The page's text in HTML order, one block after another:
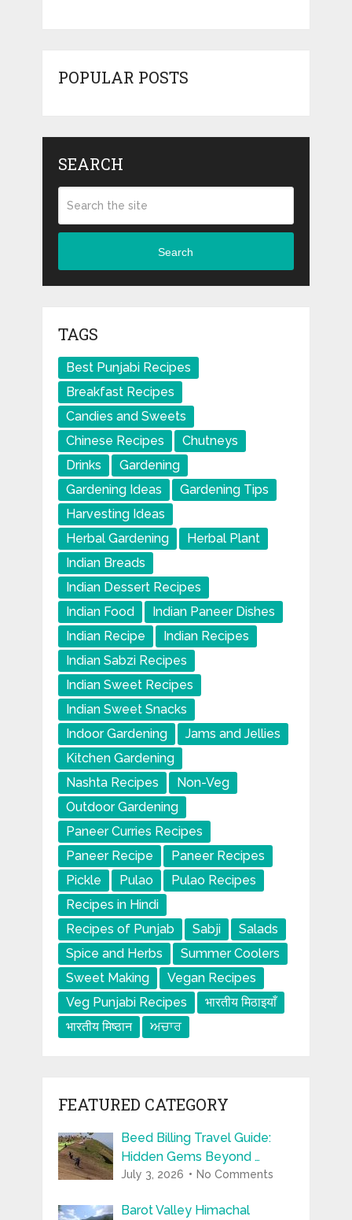
POPULAR POSTS
SEARCH
Search
TAGS
Best Punjabi Recipes
Breakfast Recipes
Candies and Sweets
Chinese Recipes
Chutneys
Drinks
Gardening
Gardening Ideas
Gardening Tips
Harvesting Ideas
Herbal Gardening
Herbal Plant
Indian Breads
Indian Dessert Recipes
Indian Food
Indian Paneer Dishes
Indian Recipe
Indian Recipes
Indian Sabzi Recipes
Indian Sweet Recipes
Indian Sweet Snacks
Indoor Gardening
Jams and Jellies
Kitchen Gardening
Nashta Recipes
Non-Veg
Outdoor Gardening
Paneer Curries Recipes
Paneer Recipe
Paneer Recipes
Pickle
Pulao
Pulao Recipes
Recipes in Hindi
Recipes of Punjab
Sabji
Salads
Spice and Herbs
Summer Coolers
Sweet Making
Vegan Recipes
Veg Punjabi Recipes
भारतीय मिठाइयाँ
भारतीय मिष्ठान
ਅਚਾਰ
FEATURED CATEGORY
Beed Billing Travel Guide:
Hidden Gems Beyond …
July 3, 2026 No Comments
Barot Valley Himachal